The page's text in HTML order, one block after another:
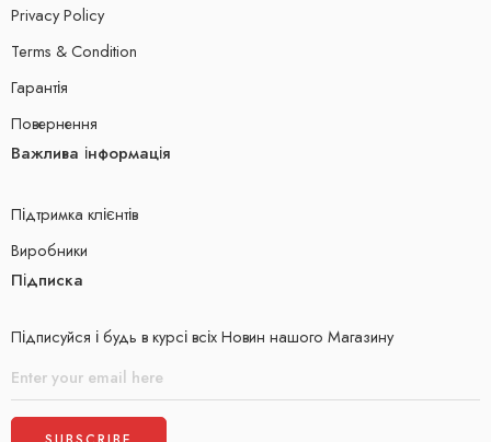
Privacy Policy
Terms & Condition
Гарантія
Повернення
Важлива інформація
Підтримка клієнтів
Виробники
Підписка
Підписуйся і будь в курсі всіх Новин нашого Магазину